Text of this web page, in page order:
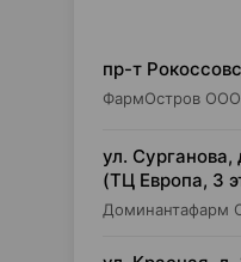
пр-т
ул.
(ТЦ Европа, 3